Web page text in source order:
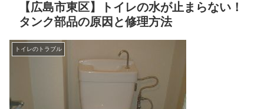
【広島市東区】トイレの水が止まらない！
タンク部品の原因と修理方法
トイレのトラブル